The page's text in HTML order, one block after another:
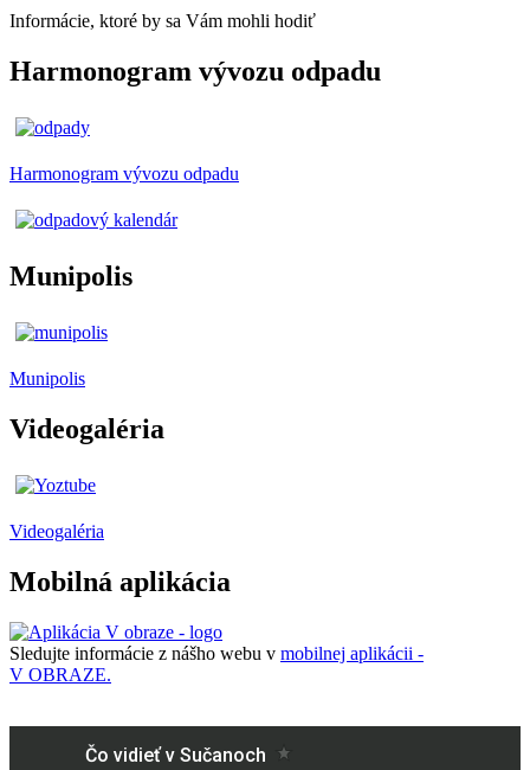
Informácie, ktoré by sa Vám mohli hodiť
Harmonogram vývozu odpadu
Harmonogram vývozu odpadu
Munipolis
Munipolis
Videogaléria
Videogaléria
Mobilná aplikácia
Sledujte informácie z nášho webu v mobilnej aplikácii -
V OBRAZE.